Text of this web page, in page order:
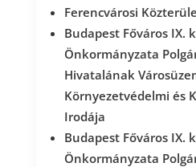
Ferencvárosi
Budapest Főváros IX.
Önkormányzata
Hivatalának
Környezetvédelmi és
Irodája
Budapest Főváros IX.
Önkormányzata